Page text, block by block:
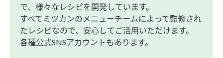
で、様々なレシピを開発しています。
すべてミツカンのメニューチームによって監修され
たレシピなので、安心してご活用いただけます。
各種公式SNSアカウントもあります。